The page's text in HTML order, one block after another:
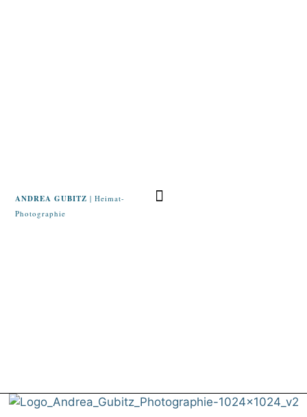
ANDREA GUBITZ | Heimat-
Photographie